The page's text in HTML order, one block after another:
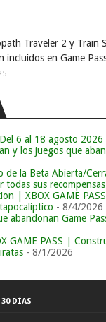
Traveler 2 y Train
incluidos en Game
6 al 18 agosto
y los juegos que
de la Beta Abierta/
todas sus recompensas
| XBOX GAME
- 8/4/2026
abandonan Game
GAME PASS |
- 8/1/2026
DÍAS